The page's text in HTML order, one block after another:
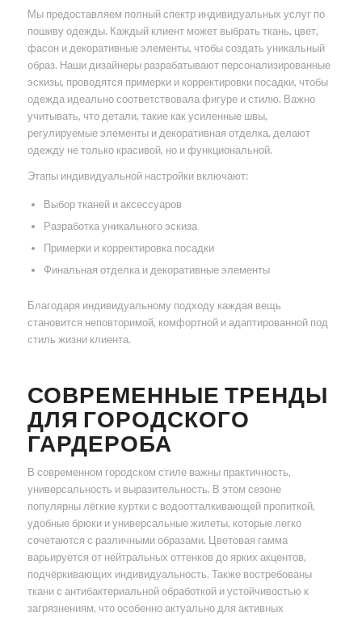
Мы предоставляем полный спектр индивидуальных услуг по
пошиву одежды. Каждый клиент может выбрать ткань, цвет,
фасон и декоративные элементы, чтобы создать уникальный
образ. Наши дизайнеры разрабатывают персонализированные
эскизы, проводятся примерки и корректировки посадки, чтобы
одежда идеально соответствовала фигуре и стилю. Важно
учитывать, что детали, такие как усиленные швы,
регулируемые элементы и декоративная отделка, делают
одежду не только красивой, но и функциональной.
Этапы индивидуальной настройки включают:
Выбор тканей и аксессуаров
Разработка уникального эскиза
Примерки и корректировка посадки
Финальная отделка и декоративные элементы
Благодаря индивидуальному подходу каждая вещь
становится неповторимой, комфортной и адаптированной под
стиль жизни клиента.
СОВРЕМЕННЫЕ ТРЕНДЫ
ДЛЯ ГОРОДСКОГО
ГАРДЕРОБА
В современном городском стиле важны практичность,
универсальность и выразительность. В этом сезоне
популярны лёгкие куртки с водоотталкивающей пропиткой,
удобные брюки и универсальные жилеты, которые легко
сочетаются с различными образами. Цветовая гамма
варьируется от нейтральных оттенков до ярких акцентов,
подчёркивающих индивидуальность. Также востребованы
ткани с антибактериальной обработкой и устойчивостью к
загрязнениям, что особенно актуально для активных